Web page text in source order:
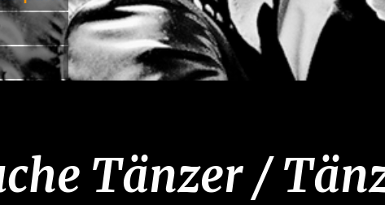
Tänzer /